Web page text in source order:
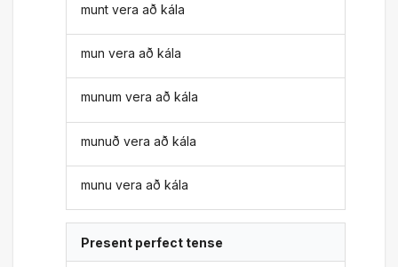
munt vera að kála
mun vera að kála
munum vera að kála
munuð vera að kála
munu vera að kála
Present perfect tense